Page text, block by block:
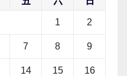
1 2
7 8 9
14 15 16